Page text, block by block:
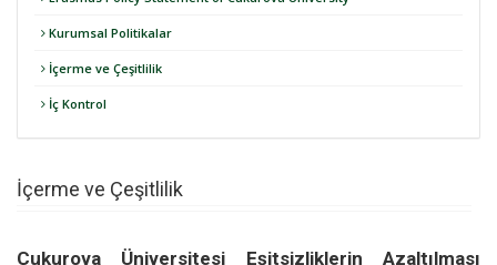
Kurumsal Politikalar
İçerme ve Çeşitlilik
İç Kontrol
İçerme ve Çeşitlilik
Çukurova Üniversitesi Eşitsizliklerin Azaltılması